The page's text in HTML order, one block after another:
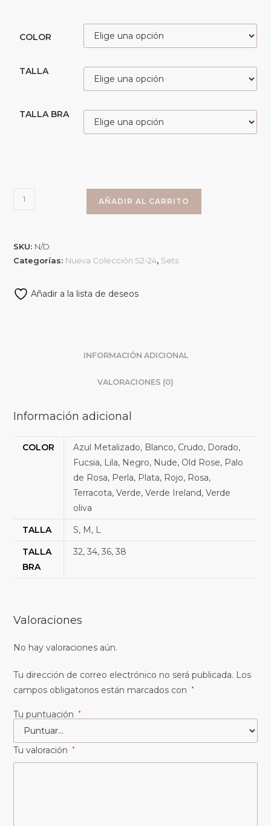
COLOR
TALLA
TALLA BRA
AÑADIR AL CARRITO
SKU: N/D
Categorías: Nueva Colección S2-24, Sets
Añadir a la lista de deseos
INFORMACIÓN ADICIONAL
VALORACIONES (0)
Información adicional
COLOR
Azul Metalizado, Blanco, Crudo, Dorado,
Fucsia, Lila, Negro, Nude, Old Rose, Palo
de Rosa, Perla, Plata, Rojo, Rosa,
Terracota, Verde, Verde Ireland, Verde
oliva
TALLA
S, M, L
TALLA
BRA
32, 34, 36, 38
Valoraciones
No hay valoraciones aún.
Tu dirección de correo electrónico no será publicada. Los
campos obligatorios están marcados con
*
Tu puntuación *
Tu valoración *